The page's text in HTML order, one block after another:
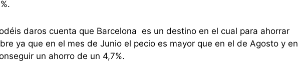
daros cuenta que Barcelona es un destino en el cual para ahorrar
ya que en el mes de Junio el pecio es mayor que en el de Agosto y en
un ahorro de un 4,7%.